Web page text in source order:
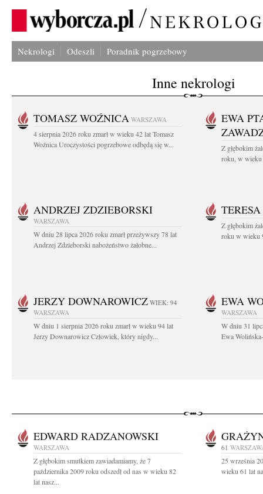
Nekrologi Odeszli Poradnik pogrzebowy
Inne nekrologi
TOMASZ WOŹNICA WARSZAWA
4 sierpnia 2026 roku zmarł w wieku 42 lat Tomasz
Woźnica Uroczystości pogrzebowe odbędą się w...
EWA
Z głębokim
roku, w wieku
ANDRZEJ ZDZIEBORSKI
WARSZAWA
W dniu 28 lipca 2026 roku zmarł przeżywszy 78 lat
Andrzej Zdzieborski nabożeństwo żałobne...
Z głębokim
roku w wieku
JERZY DOWNAROWICZ WIEK: 94
WARSZAWA
W dniu 1 sierpnia 2026 roku zmarł w wieku 94 lat
Jerzy Downarowicz Człowiek, który nigdy...
EWA
WARSZAWA
W dniu 31
Ewa
EDWARD RADZANOWSKI
WARSZAWA
Z głębokim smutkiem zawiadamiamy, że 7
października 2009 roku odszedł od nas w wieku 82
lat nasz...
61
25 września
wieku 61 lat